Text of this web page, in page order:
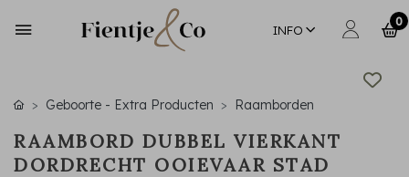
INFO
0
Geboorte - Extra Producten Raamborden
RAAMBORD DUBBEL VIERKANT
DORDRECHT OOIEVAAR STAD